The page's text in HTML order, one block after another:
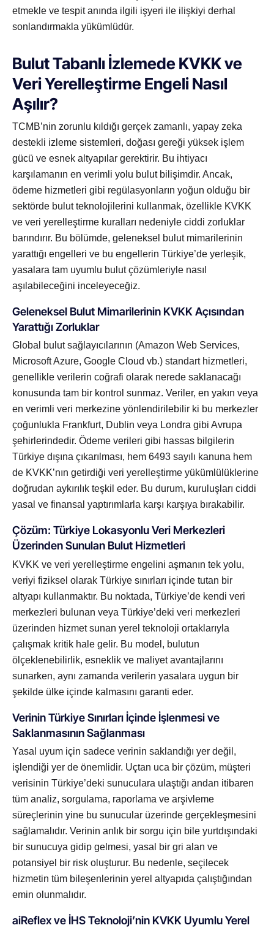
etmekle ve tespit anında ilgili işyeri ile ilişkiyi derhal
sonlandırmakla yükümlüdür.
Bulut Tabanlı İzlemede KVKK ve
Veri Yerelleştirme Engeli Nasıl
Aşılır?
TCMB’nin zorunlu kıldığı gerçek zamanlı, yapay zeka
destekli izleme sistemleri, doğası gereği yüksek işlem
gücü ve esnek altyapılar gerektirir. Bu ihtiyacı
karşılamanın en verimli yolu bulut bilişimdir. Ancak,
ödeme hizmetleri gibi regülasyonların yoğun olduğu bir
sektörde bulut teknolojilerini kullanmak, özellikle KVKK
ve veri yerelleştirme kuralları nedeniyle ciddi zorluklar
barındırır. Bu bölümde, geleneksel bulut mimarilerinin
yarattığı engelleri ve bu engellerin Türkiye’de yerleşik,
yasalara tam uyumlu bulut çözümleriyle nasıl
aşılabileceğini inceleyeceğiz.
Geleneksel Bulut Mimarilerinin KVKK Açısından
Yarattığı Zorluklar
Global bulut sağlayıcılarının (Amazon Web Services,
Microsoft Azure, Google Cloud vb.) standart hizmetleri,
genellikle verilerin coğrafi olarak nerede saklanacağı
konusunda tam bir kontrol sunmaz. Veriler, en yakın veya
en verimli veri merkezine yönlendirilebilir ki bu merkezler
çoğunlukla Frankfurt, Dublin veya Londra gibi Avrupa
şehirlerindedir. Ödeme verileri gibi hassas bilgilerin
Türkiye dışına çıkarılması, hem 6493 sayılı kanuna hem
de KVKK’nın getirdiği veri yerelleştirme yükümlülüklerine
doğrudan aykırılık teşkil eder. Bu durum, kuruluşları ciddi
yasal ve finansal yaptırımlarla karşı karşıya bırakabilir.
Çözüm: Türkiye Lokasyonlu Veri Merkezleri
Üzerinden Sunulan Bulut Hizmetleri
KVKK ve veri yerelleştirme engelini aşmanın tek yolu,
veriyi fiziksel olarak Türkiye sınırları içinde tutan bir
altyapı kullanmaktır. Bu noktada, Türkiye’de kendi veri
merkezleri bulunan veya Türkiye’deki veri merkezleri
üzerinden hizmet sunan yerel teknoloji ortaklarıyla
çalışmak kritik hale gelir. Bu model, bulutun
ölçeklenebilirlik, esneklik ve maliyet avantajlarını
sunarken, aynı zamanda verilerin yasalara uygun bir
şekilde ülke içinde kalmasını garanti eder.
Verinin Türkiye Sınırları İçinde İşlenmesi ve
Saklanmasının Sağlanması
Yasal uyum için sadece verinin saklandığı yer değil,
işlendiği yer de önemlidir. Uçtan uca bir çözüm, müşteri
verisinin Türkiye’deki sunuculara ulaştığı andan itibaren
tüm analiz, sorgulama, raporlama ve arşivleme
süreçlerinin yine bu sunucular üzerinde gerçekleşmesini
sağlamalıdır. Verinin anlık bir sorgu için bile yurtdışındaki
bir sunucuya gidip gelmesi, yasal bir gri alan ve
potansiyel bir risk oluşturur. Bu nedenle, seçilecek
hizmetin tüm bileşenlerinin yerel altyapıda çalıştığından
emin olunmalıdır.
aiReflex ve İHS Teknoloji’nin KVKK Uyumlu Yerel